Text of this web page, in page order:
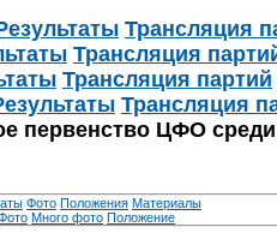
Трансляция
Трансляция
Трансляция партий
Трансляция
первенство ЦФО
Фото Положения Материалы
Много фото Положение